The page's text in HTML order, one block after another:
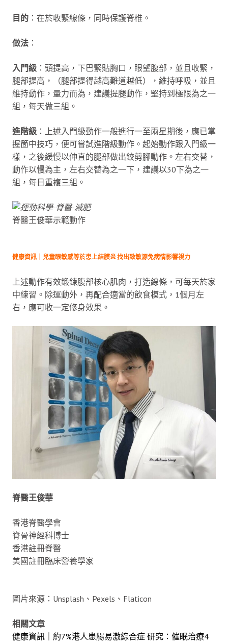
目的 ：在於收緊線條，同時保護脊椎。
做法 ：
入門級 ：頭提高，下巴緊貼胸口，眼望腹部，並且收緊，
腿部提高，（腿部提得越高難道越低），維持呼吸，並且
維持動作，量力而為，建議提腿動作，堅持到極限為之一
組，每天做三組。
進階級 ：上述入門級動作一般進行一至兩星期後，應已掌
握箇中技巧，便可嘗試進階級動作。起始動作跟入門級一
樣，之後緩慢以伸直的腿部做出鉸剪腳動作。左右交替，
動作以慢為主，左右交替為之一下，建議以30下為之一
組，每日重複三組。
脊醫王俊華示範動作
健康資訊｜兒童眼敏感等於患上結膜炎 找出致敏源免病情影響視力
上述動作有效鍛鍊腹部核心肌肉，打造線條，可每天於家
中練習。除運動外，再配合適當的飲食模式，1個月左
右，應可收一定修身效果。
脊醫王俊華
香港脊醫學會
脊骨神經科博士
香港註冊脊醫
美國註冊臨床營養學家
圖片來源：Unsplash、Pexels、Flaticon
相關文章
健康資訊｜約7%港人患腸易激綜合症 研究：催眠治療4